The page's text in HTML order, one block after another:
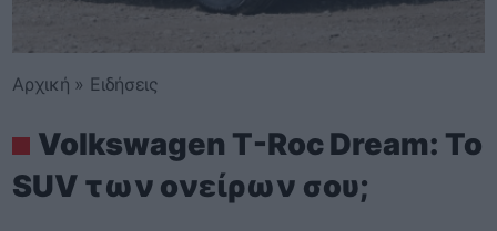
Αρχική » Ειδήσεις
Volkswagen T-Roc Dream: Το
SUV των ονείρων σου;